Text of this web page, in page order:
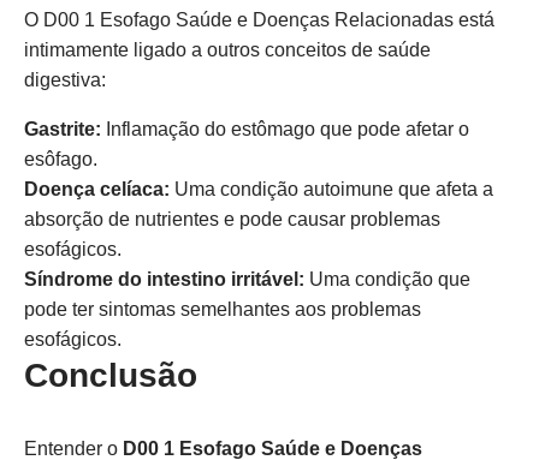
O D00 1 Esofago Saúde e Doenças Relacionadas está
intimamente ligado a outros conceitos de saúde
digestiva:
Gastrite: Inflamação do estômago que pode afetar o
esôfago.
Doença celíaca: Uma condição autoimune que afeta a
absorção de nutrientes e pode causar problemas
esofágicos.
Síndrome do intestino irritável: Uma condição que
pode ter sintomas semelhantes aos problemas
esofágicos.
Conclusão
Entender o D00 1 Esofago Saúde e Doenças